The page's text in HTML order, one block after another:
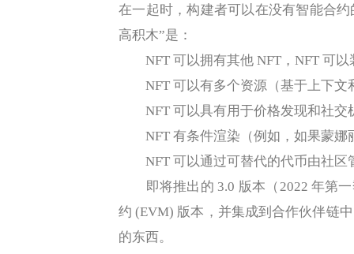
在一起时，构建者可以在没有智能合
高积木”是：
NFT 可以拥有其他 NFT，NFT 可以
NFT 可以有多个资源（基于上下文
NFT 可以具有用于价格发现和社交
NFT 有条件渲染（例如，如果蒙娜
NFT 可以通过可替代的代币由社区
即将推出的 3.0 版本（2022 年第一
约 (EVM) 版本，并集成到合作伙伴链
的东西。